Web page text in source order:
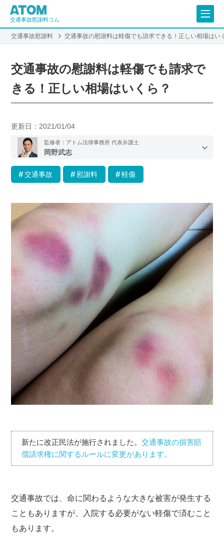
交通事故慰謝料コム
交通事故慰謝料 交通事故の慰謝料は軽傷でも請求できる！正しい相場はい
交通事故の慰謝料は軽傷でも請求で
きる！正しい相場はいくら？
更新日： 2021/01/04
監修者：アトム法律事務所 代表弁護士
岡野武志
交通事故 慰謝料 軽傷
新たに改正民法が施行されました。交通事故の損害賠
償請求権に関するルールに変更があります。
交通事故では、命に関わるような大きな被害が発生する
こともありますが、入院する必要がない軽傷で済むこと
もあります。